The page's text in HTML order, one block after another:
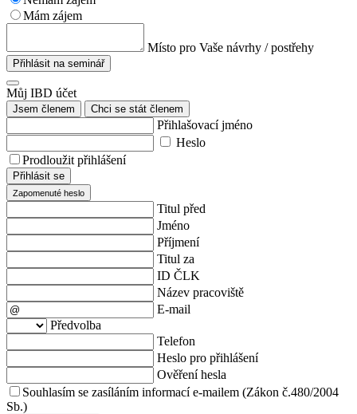
Mám zájem
Místo pro Vaše návrhy / postřehy
Přihlásit na seminář
Můj IBD účet
Jsem členem Chci se stát členem
Přihlašovací jméno
Heslo
Prodloužit přihlášení
Přihlásit se
Zapomenuté heslo
Titul před
Jméno
Příjmení
Titul za
ID ČLK
Název pracoviště
E-mail
Předvolba
Telefon
Heslo pro přihlášení
Ověření hesla
Souhlasím se zasíláním informací e-mailem (Zákon č.480/2004
Sb.)